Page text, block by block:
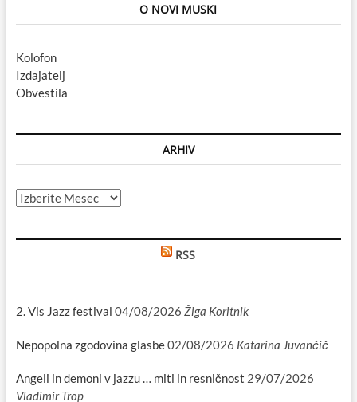
O NOVI MUSKI
Kolofon
Izdajatelj
Obvestila
ARHIV
Arhiv
RSS
2. Vis Jazz festival 04/08/2026 Žiga Koritnik
Nepopolna zgodovina glasbe02/08/2026 Katarina Juvančič
Angeli in demoni v jazzu … miti in resničnost 29/07/2026
Vladimir Trop